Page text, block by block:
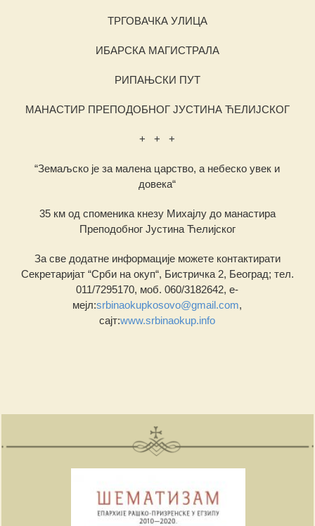
ТРГОВАЧКА УЛИЦА
ИБАРСКА МАГИСТРАЛА
РИПАЊСКИ ПУТ
МАНАСТИР ПРЕПОДОБНОГ ЈУСТИНА ЋЕЛИЈСКОГ
+ + +
“Земаљско је за малена царство, а небеско увек и
довека“
35 км од споменика кнезу Михајлу до манастира
Преподобног Јустина Ћелијског
За све додатне информације можете контактирати
Секретаријат “Срби на окуп“, Бистричка 2, Београд; тел.
011/7295170, моб. 060/3182642, е-
мејл:srbinaokupkosovo@gmail.com,
сајт:www.srbinaokup.info